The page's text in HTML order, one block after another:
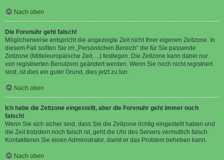
Nach oben
Die Forenuhr geht falsch!
Möglicherweise entspricht die angezeigte Zeit nicht Ihrer eigenen Zeitzone. In
diesem Fall sollten Sie im „Persönlichen Bereich“ die für Sie passende
Zeitzone (Mitteleuropäische Zeit, ...) festlegen. Die Zeitzone kann dabei nur
von registrierten Benutzern geändert werden. Wenn Sie noch nicht registriert
sind, ist dies ein guter Grund, dies jetzt zu tun.
Nach oben
Ich habe die Zeitzone eingestellt, aber die Forenuhr geht immer noch
falsch!
Wenn Sie sich sicher sind, dass Sie die Zeitzone richtig eingestellt haben und
die Zeit trotzdem noch falsch ist, geht die Uhr des Servers vermutlich falsch.
Kontaktieren Sie einen Administrator, damit er das Problem beheben kann.
Nach oben